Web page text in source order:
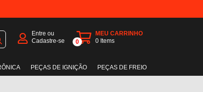
Entre ou
Cadastre-se
0
MEU CARRINHO
0 Items
PEÇAS DE IGNIÇÃO PEÇAS DE FREIO